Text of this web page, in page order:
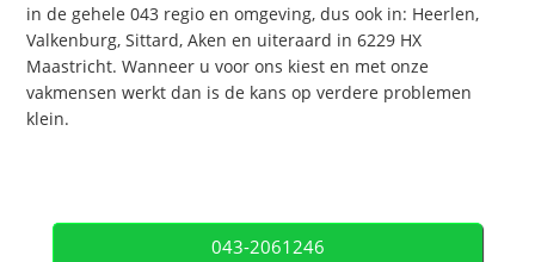
in de gehele 043 regio en omgeving, dus ook in: Heerlen,
Valkenburg, Sittard, Aken en uiteraard in 6229 HX
Maastricht. Wanneer u voor ons kiest en met onze
vakmensen werkt dan is de kans op verdere problemen
klein.
043-2061246